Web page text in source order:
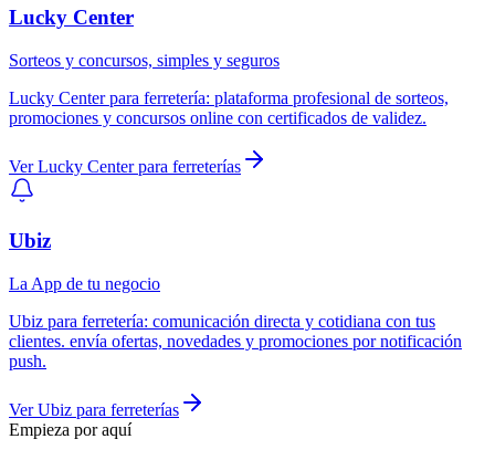
Lucky Center
Sorteos y concursos, simples y seguros
Lucky Centerpara ferretería: plataforma profesional de sorteos,
promociones y concursos online con certificados de validez.
VerLucky Centerpara ferreterías
Ubiz
La App de tu negocio
Ubiz para ferretería: comunicación directa y cotidiana con tus
clientes. envía ofertas, novedades y promociones por notificación
push.
VerUbiz para ferreterías
Empieza por aquí